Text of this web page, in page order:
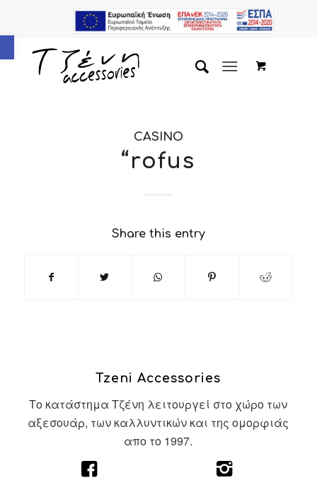
Ανοίξτε τη γραμμή εργαλείων
CASINO
“rofus
Share this entry
Tzeni Accessories
Το κατάστημα Τζένη λειτουργεί στο χώρο των
αξεσουάρ, των καλλυντικών και της ομορφιάς
απο το 1997.